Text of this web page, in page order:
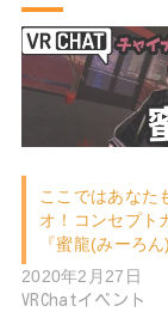
ここではあなた
オ！コンセプト
『蜜龍(みーろん)
2020年2月27日
VRChatイベント